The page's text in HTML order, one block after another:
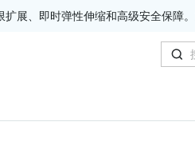
展、即时弹性伸缩和高级安全保障。